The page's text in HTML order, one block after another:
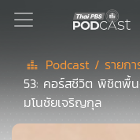
Podcast
Podcast / รายก
53: คอร์สชีวิต พิชิตพื้
มโนชัยเจริญกุล